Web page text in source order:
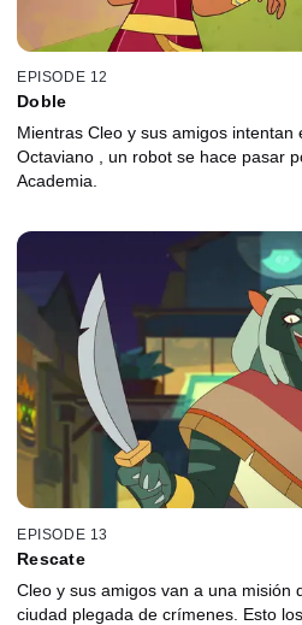
EPISODE 12
Doble
Mientras Cleo y sus amigos
Octaviano , un robot se hace pasar
Academia.
EPISODE 13
Rescate
Cleo y sus amigos van a una misión
ciudad plegada de crímenes. Esto